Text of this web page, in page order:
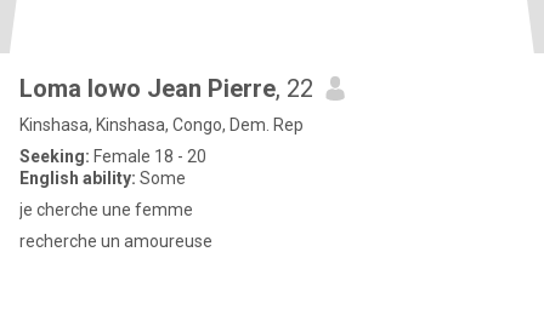
Loma lowo Jean Pierre, 22
Kinshasa, Kinshasa, Congo, Dem. Rep
Seeking: Female 18 - 20
English ability: Some
je cherche une femme
recherche un amoureuse